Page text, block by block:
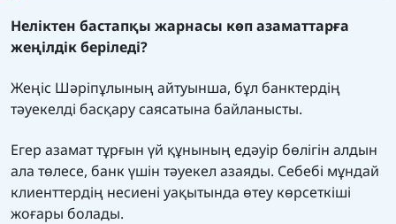
Неліктен бастапқы жарнасы көп азаматтарға
жеңілдік беріледі?
Жеңіс Шәріпұлының айтуынша, бұл банктердің
тәуекелді басқару саясатына байланысты.
Егер азамат тұрғын үй құнының едәуір бөлігін алдын
ала төлесе, банк үшін тәуекел азаяды. Себебі мұндай
клиенттердің несиені уақытында өтеу көрсеткіші
жоғары болады.